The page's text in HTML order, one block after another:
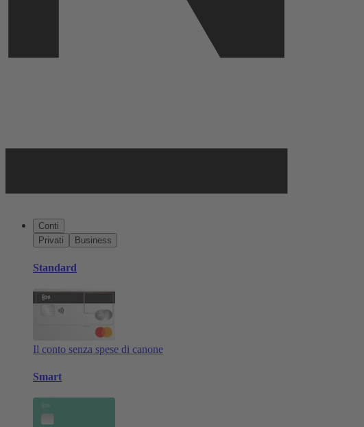
Conti
Privati
Business
Standard
Il conto senza spese di canone
Smart